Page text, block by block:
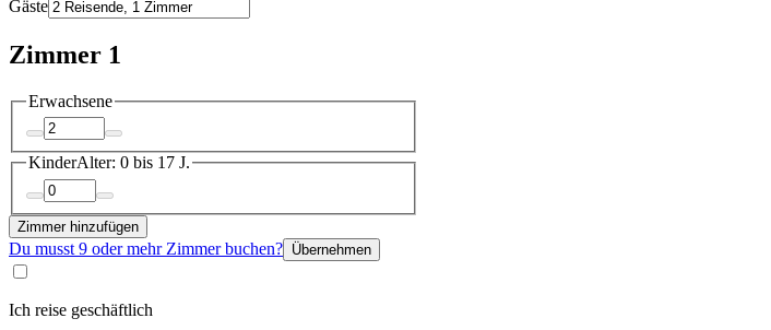
Gäste
Zimmer 1
Erwachsene
KinderAlter: 0 bis 17 J.
Zimmer hinzufügen
Du musst 9 oder mehr Zimmer buchen? Übernehmen
Ich reise geschäftlich